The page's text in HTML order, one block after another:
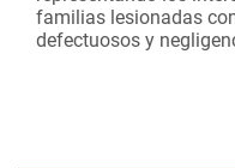
familias lesionadas
defectuosos y